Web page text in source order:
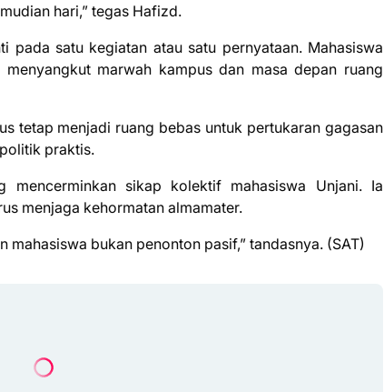
hari,” tegas Hafizd.
pada satu kegiatan atau satu pernyataan. Mahasiswa
marwah kampus dan masa depan ruang
tetap menjadi ruang bebas untuk pertukaran gagasan
praktis.
mencerminkan sikap kolektif mahasiswa Unjani. Ia
menjaga kehormatan almamater.
bukan penonton pasif,” tandasnya. (SAT)